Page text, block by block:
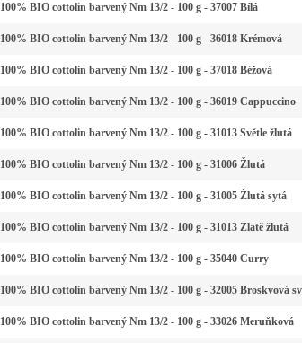
BIO cottolin barvený Nm 13/2 - 100 g - 37007 Bílá
BIO cottolin barvený Nm 13/2 - 100 g - 36018 Krémová
BIO cottolin barvený Nm 13/2 - 100 g - 37018 Béžová
BIO cottolin barvený Nm 13/2 - 100 g - 36019 Cappuccino
BIO cottolin barvený Nm 13/2 - 100 g - 31013 Světle žlutá
BIO cottolin barvený Nm 13/2 - 100 g - 31006 Žlutá
BIO cottolin barvený Nm 13/2 - 100 g - 31005 Žlutá sytá
BIO cottolin barvený Nm 13/2 - 100 g - 31013 Zlatě žlutá
BIO cottolin barvený Nm 13/2 - 100 g - 35040 Curry
BIO cottolin barvený Nm 13/2 - 100 g - 32005 Broskvová
BIO cottolin barvený Nm 13/2 - 100 g - 33026 Meruňková